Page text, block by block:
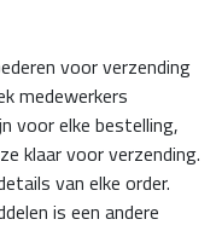
voor verzending
medewerkers
voor elke bestelling,
klaar voor verzending.
van elke order.
is een andere